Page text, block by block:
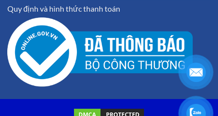
Quy định và hình thức thanh toán